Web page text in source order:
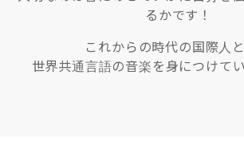
るかです！
これからの時代の国際人
世界共通言語の音楽を身につけて